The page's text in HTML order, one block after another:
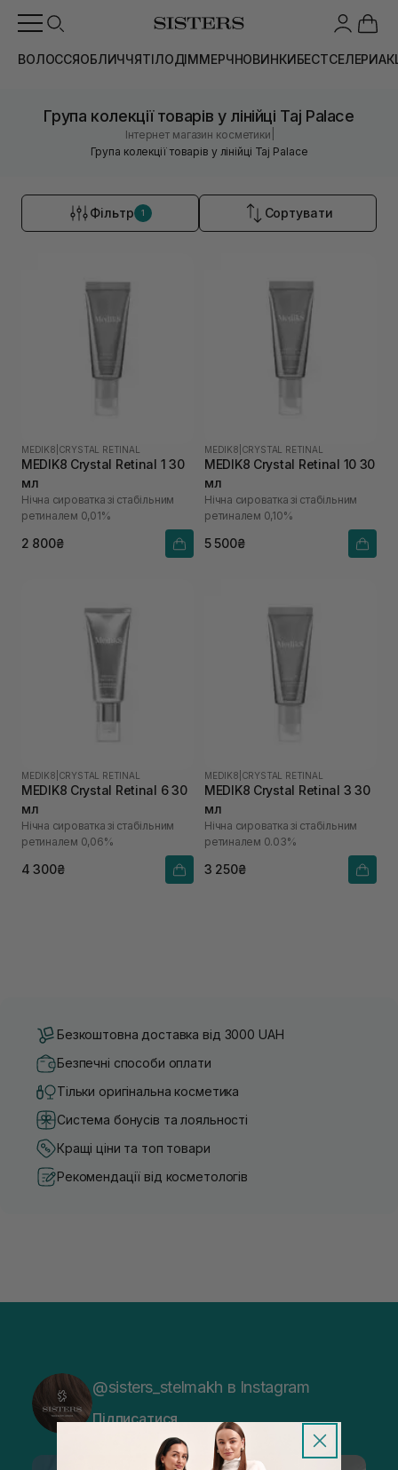
ВОЛОССЯОБЛИЧЧЯТІЛОДІММЕРЧНОВИНКИБЕСТСЕЛЕРИ
Група колекції товарів у лінійці Taj Palace
Інтернет магазин косметики
Група колекції товарів у лінійці Taj Palace
Фільтр 1 Сортувати
MEDIK8 CRYSTAL RETINAL
MEDIK8 Crystal Retinal 1 30
мл
Нічна сироватка зі стабільним
ретиналем 0,01%
2 800₴
MEDIK8 CRYSTAL RETINAL
MEDIK8 Crystal Retinal 10 30
мл
Нічна сироватка зі стабільним
ретиналем 0,10%
5 500₴
MEDIK8 CRYSTAL RETINAL
MEDIK8 Crystal Retinal 6 30
мл
Нічна сироватка зі стабільним
ретиналем 0,06%
4 300₴
MEDIK8 CRYSTAL RETINAL
MEDIK8 Crystal Retinal 3 30
мл
Нічна сироватка зі стабільним
ретиналем 0.03%
3 250₴
Безкоштовна доставка від 3000 UAH
Безпечні способи оплати
Тільки оригінальна косметика
Система бонусів та лояльності
Кращі ціни та топ товари
Рекомендації від косметологів
@sisters_stelmakh в Instagram
Підписатися